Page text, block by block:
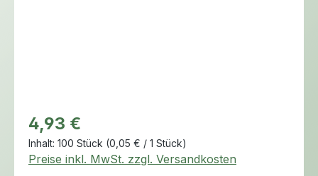
Regulärer Preis:
4,93 €
Inhalt: 100 Stück (0,05 € / 1 Stück)
Preise inkl. MwSt. zzgl. Versandkosten